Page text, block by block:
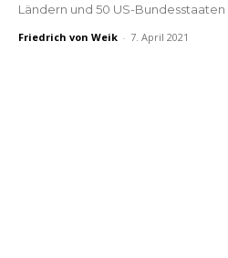
Friedrich von Weik - 7. April 2021